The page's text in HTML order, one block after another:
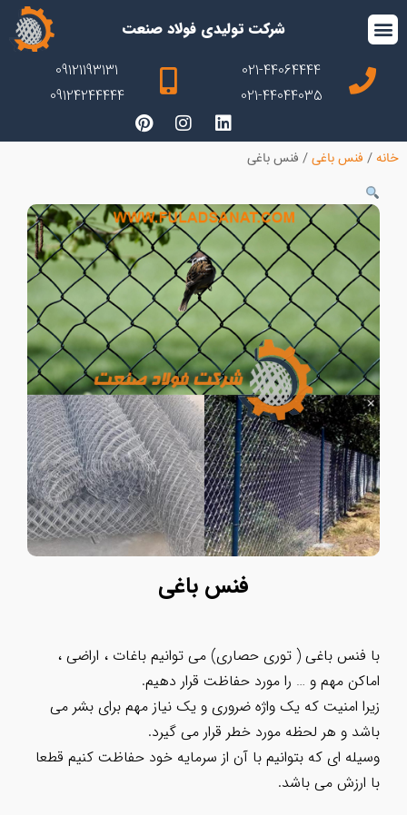
شرکت تولیدی فولاد صنعت
021-44064444
021-44044035
09121193131
09124244444
خانه/ فنس باغی/ فنس باغی
فنس باغی
با فنس باغی ( توری حصاری) می توانیم باغات ، اراضی ،
اماکن مهم و … را مورد حفاظت قرار دهیم.
زیرا امنیت که یک واژه ضروری و یک نیاز مهم برای بشر می
باشد و هر لحظه مورد خطر قرار می گیرد.
وسیله ای که بتوانیم با آن از سرمایه خود حفاظت کنیم قطعا
با ارزش می باشد.